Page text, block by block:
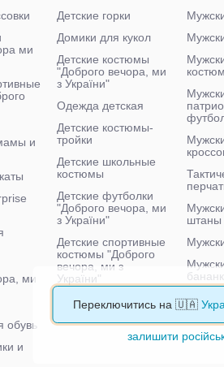
ми
и
ми
обувь
и
Детские горки
Домики для кукол
Детские костюмы
"Доброго вечора, ми
з України"
Одежда детская
Детские костюмы-
тройки
Детские школьные
костюмы
Детские футболки
"Доброго вечора, ми
з України"
Детские спортивные
костюмы "Доброго
вечора, ми з
України"
Детские велосипеды
штаны
Переключитись на 🇺🇦
залишити